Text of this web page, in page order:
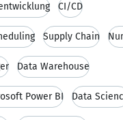
CI/CD
Supply Chain
Data Warehouse
Power BI Data